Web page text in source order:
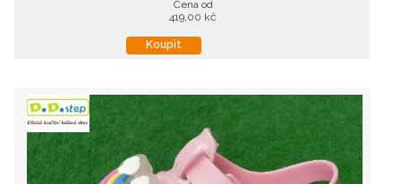
Cena od
419,00 kč
Koupit